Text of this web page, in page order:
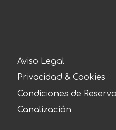
Aviso Legal
Privacidad & Cookies
Condiciones de
Canalización